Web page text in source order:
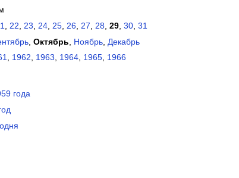
22 23 24, 25, 26, 27 28 29, 30, 31
Октябрь Ноябрь Декабрь
, 1962, 1963, 1964, 1965, 1966
года